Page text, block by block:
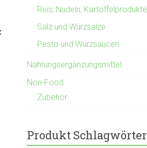
Reis, Nudeln, Kartoffelprodukte
Salz und Würzsalze
Pesto und Würzsaucen
Nahrungsergänzungsmittel
Non-Food
Zubehör
Produkt Schlagwörter